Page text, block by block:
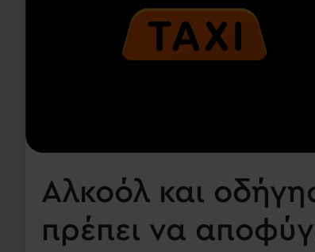
Αλκοόλ και
πρέπει να